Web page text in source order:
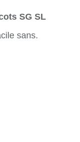
SG SL
sans.